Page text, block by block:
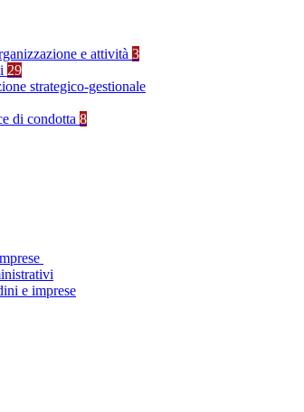
e attività 3
29
strategico-gestionale
di condotta 8
e imprese